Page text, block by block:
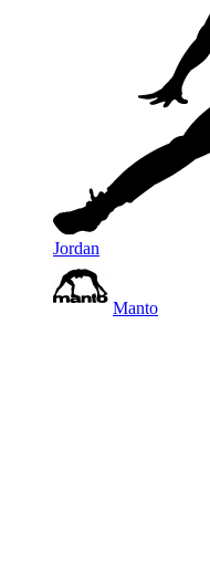
Jordan
Manto